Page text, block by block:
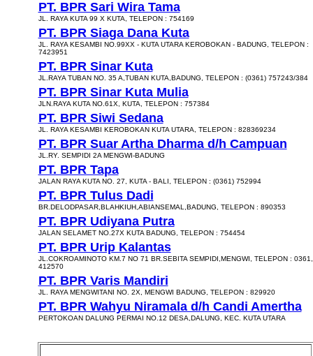
PT. BPR Sari Wira Tama
JL. RAYA KUTA 99 X KUTA, TELEPON : 754169
PT. BPR Siaga Dana Kuta
JL. RAYA KESAMBI NO.99XX - KUTA UTARA KEROBOKAN - BADUNG, TELEPON :
7423951
PT. BPR Sinar Kuta
JL.RAYA TUBAN NO. 35 A,TUBAN KUTA,BADUNG, TELEPON : (0361) 757243/384
PT. BPR Sinar Kuta Mulia
JLN.RAYA KUTA NO.61X, KUTA, TELEPON : 757384
PT. BPR Siwi Sedana
JL. RAYA KESAMBI KEROBOKAN KUTA UTARA, TELEPON : 828369234
PT. BPR Suar Artha Dharma d/h Campuan
JL.RY. SEMPIDI 2A MENGWI-BADUNG
PT. BPR Tapa
JALAN RAYA KUTA NO. 27, KUTA - BALI, TELEPON : (0361) 752994
PT. BPR Tulus Dadi
BR.DELODPASAR,BLAHKIUH,ABIANSEMAL,BADUNG, TELEPON : 890353
PT. BPR Udiyana Putra
JALAN SELAMET NO.27X KUTA BADUNG, TELEPON : 754454
PT. BPR Urip Kalantas
JL.COKROAMINOTO KM.7 NO 71 BR.SEBITA SEMPIDI,MENGWI, TELEPON : 0361,
412570
PT. BPR Varis Mandiri
JL. RAYA MENGWITANI NO. 2X, MENGWI BADUNG, TELEPON : 829920
PT. BPR Wahyu Niramala d/h Candi Amertha
PERTOKOAN DALUNG PERMAI NO.12 DESA,DALUNG, KEC. KUTA UTARA